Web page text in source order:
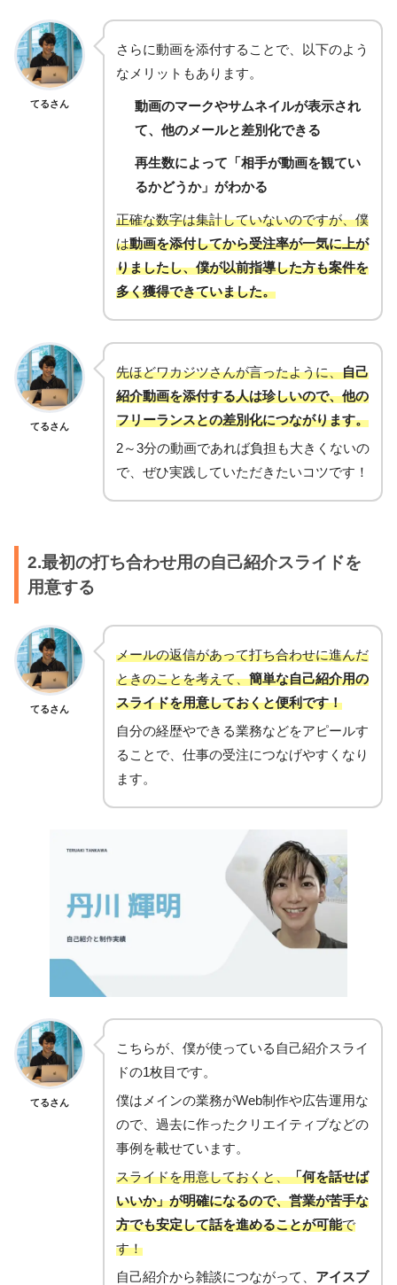
てるさん
さらに動画を添付することで、以下のよう
なメリットもあります。
動画のマークやサムネイルが表示され
て、他のメールと差別化できる
再生数によって「相手が動画を観てい
るかどうか」がわかる
正確な数字は集計していないのですが、僕
は動画を添付してから受注率が一気に上が
りましたし、僕が以前指導した方も案件を
多く獲得できていました。
てるさん
先ほどワカジツさんが言ったように、自己
紹介動画を添付する人は珍しいので、他の
フリーランスとの差別化につながります。
2～3分の動画であれば負担も大きくないの
で、ぜひ実践していただきたいコツです！
2.最初の打ち合わせ用の自己紹介スライドを
用意する
てるさん
メールの返信があって打ち合わせに進んだ
ときのことを考えて、簡単な自己紹介用の
スライドを用意しておくと便利です！
自分の経歴やできる業務などをアピールす
ることで、仕事の受注につなげやすくなり
ます。
てるさん
こちらが、僕が使っている自己紹介スライ
ドの1枚目です。
僕はメインの業務がWeb制作や広告運用な
ので、過去に作ったクリエイティブなどの
事例を載せています。
スライドを用意しておくと、「何を話せば
いいか」が明確になるので、営業が苦手な
方でも安定して話を進めることが可能で
す！
自己紹介から雑談につながって、 アイスブ